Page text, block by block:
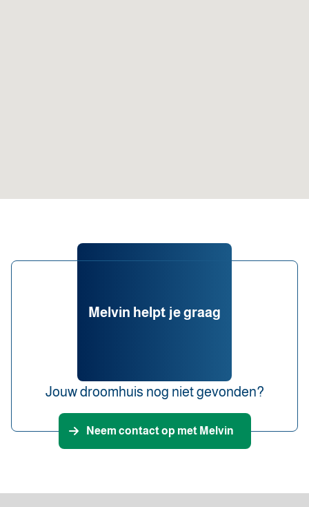
Melvin helpt je graag
Jouw droomhuis nog niet gevonden?
Neem contact op met Melvin